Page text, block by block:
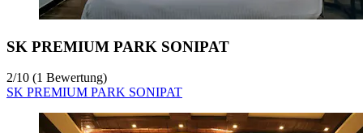
SK PREMIUM PARK SONIPAT
2/10 (1 Bewertung)
SK PREMIUM PARK SONIPAT